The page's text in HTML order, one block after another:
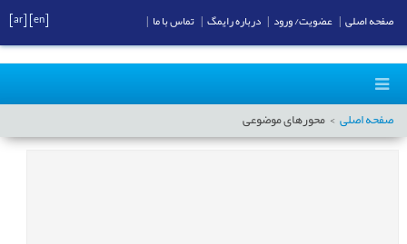
صفحه اصلی محورهای موضوعی
صفحه اصلی عضویت/ ورود درباره رایمگ تماس با ما [ar]